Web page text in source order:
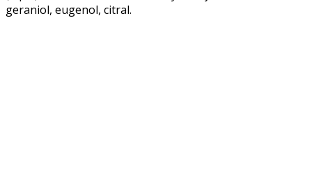
geraniol, eugenol, citral.